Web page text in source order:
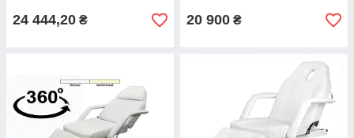
24 444,20 ₴ 20 900 ₴